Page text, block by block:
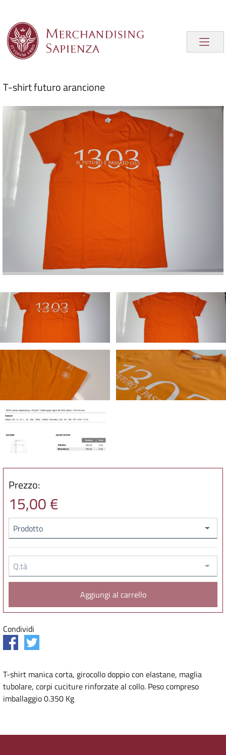
T-shirt futuro arancione
Prezzo:
15,00 €
Prodotto
Q.tà
Condividi
T-shirt manica corta, girocollo doppio con elastane, maglia
tubolare, corpi cuciture rinforzate al collo. Peso compreso
imballaggio 0.350 Kg